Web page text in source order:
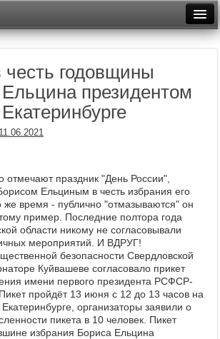
Неделя
Месяц
Рейтинги
Фототоп
Видеотоп
годовщины
президентом
11.06.2021
праздник "День России",
Ельциным в честь избрания его
же время - публично "отмазываются" он
пример. Последние полтора года
области никому не согласовывали
мероприятий. И ВДРУГ!
безопасности Свердловской
Куйвашеве согласовало прикет
имени первого президента РСФСР-
пройдёт 13 июня с 12 до 13 часов на
организаторы заявили о
пикета в 10 человек. Пикет
избрания Бориса Ельцина